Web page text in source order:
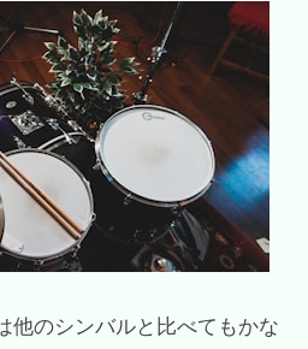
他のシンバルと比べてもかな